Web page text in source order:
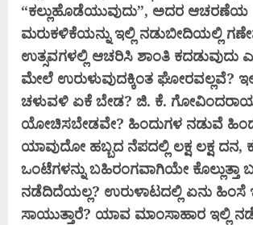
“ಕಲ್ಲುಹೊಡೆಯುವುದು”, ಅದರ ಆಚರಣೆಯ
ಮರುಕಳಿಕೆಯನ್ನು ಇಲ್ಲಿ ನಡುಬೀದಿಯಲ್ಲಿ
ಉತ್ಸವಗಳಲ್ಲಿ ಆಚರಿಸಿ ಶಾಂತಿ
ಮೇಲೆ ಉರುಳುವುದಕ್ಕಿಂತ ಘೋರವಲ್ಲವೆ?
ಚಳುವಳಿ ಏಕೆ ಬೇಡ? ಜಿ. ಕೆ.
ಯೋಚಿಸಬೇಡವೇ? ಹಿಂದುಗಳ ನಡುವೆ
ಯಾವುದೋ ಹಬ್ಬದ ನೆಪದಲ್ಲಿ ಲಕ್ಷ ಲಕ್ಷ ದನ,
ಒಂಟೆಗಳನ್ನು ಬಹಿರಂಗವಾಗಿಯೇ ಕೊಲ್ಲುತ್ತಾ
ನಡೆದಿದೆಯಲ್ಲ? ಉರುಳಾಟದಲ್ಲಿ ಏನು ಹಿಂಸೆ
ಸಾಯುತ್ತಾರೆ? ಯಾವ ಮಾಂಸಾಹಾರ ಇಲ್ಲಿ